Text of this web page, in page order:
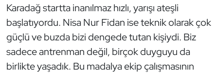
Karadağ startta inanılmaz hızlı, yarışı ateşli
başlatıyordu. Nisa Nur Fidan ise teknik olarak çok
güçlü ve buzda bizi dengede tutan kişiydi. Biz
sadece antrenman değil, birçok duyguyu da
birlikte yaşadık. Bu madalya ekip çalışmasının
Tekvando
Tenis
Triatlon